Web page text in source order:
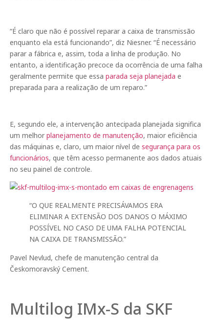
“É claro que não é possível reparar a caixa de transmissão
enquanto ela está funcionando”, diz Niesner. “É necessário
parar a fábrica e, assim, toda a linha de produção. No
entanto, a identificação precoce da ocorrência de uma falha
geralmente permite que essa parada seja planejada e
preparada para a realização de um reparo.”
E, segundo ele, a intervenção antecipada planejada significa
um melhor planejamento de manutenção, maior eficiência
das máquinas e, claro, um maior nível de segurança para os
funcionários, que têm acesso permanente aos dados atuais
no seu painel de controle.
“O QUE REALMENTE PRECISÁVAMOS ERA
ELIMINAR A EXTENSÃO DOS DANOS O MÁXIMO
POSSÍVEL NO CASO DE UMA FALHA POTENCIAL
NA CAIXA DE TRANSMISSÃO.”
Pavel Nevlud, chefe de manutenção central da
Českomoravský Cement.
Multilog IMx-S da SKF